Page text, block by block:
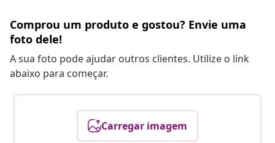
Comprou um produto e gostou? Envie uma
foto dele!
A sua foto pode ajudar outros clientes. Utilize o link
abaixo para começar.
Carregar imagem